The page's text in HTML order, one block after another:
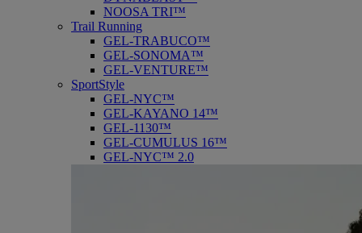
NOOSA TRI™
Trail Running
GEL-TRABUCO™
GEL-SONOMA™
GEL-VENTURE™
SportStyle
GEL-NYC™
GEL-KAYANO 14™
GEL-1130™
GEL-CUMULUS 16™
GEL-NYC™ 2.0